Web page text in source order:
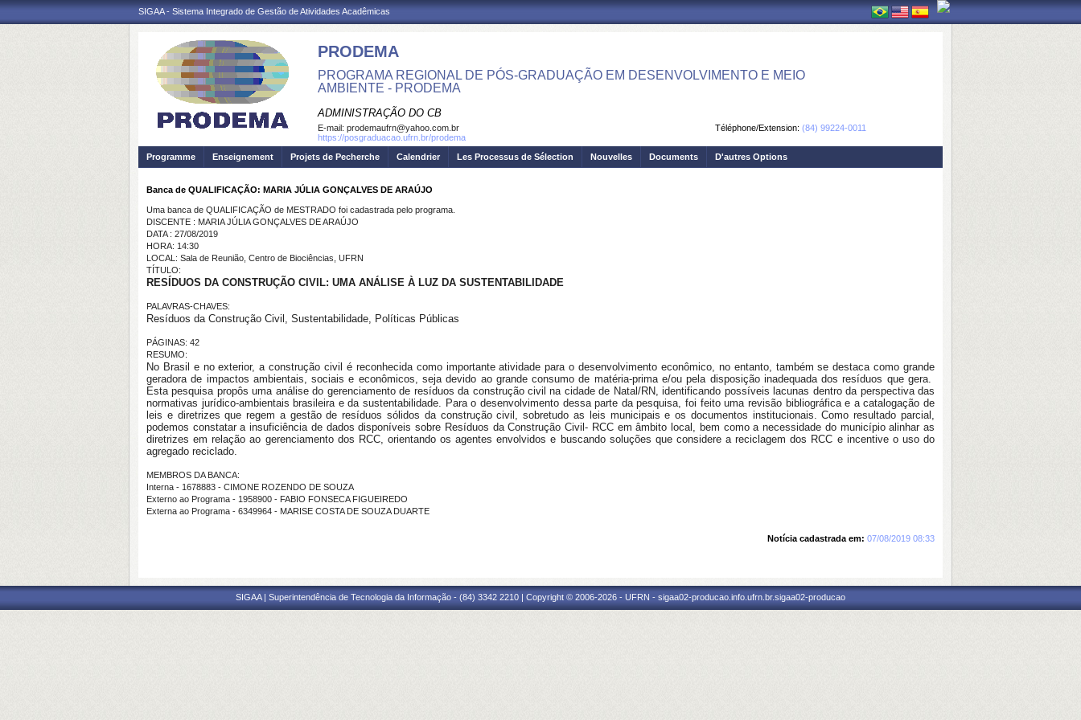
SIGAA - Sistema Integrado de Gestão de Atividades Acadêmicas
PRODEMA
PROGRAMA REGIONAL DE PÓS-GRADUAÇÃO EM DESENVOLVIMENTO E MEIO
AMBIENTE - PRODEMA
ADMINISTRAÇÃO DO CB
Téléphone/Extension: (84) 99224-0011
E-mail: prodemaufrn@yahoo.com.br
https://posgraduacao.ufrn.br/prodema
Programme
Enseignement Projets de Pecherche Calendrier Les Processus de Sélection Nouvelles Documents D'autres Options
Banca de QUALIFICAÇÃO: MARIA JÚLIA GONÇALVES DE ARAÚJO
Uma banca de QUALIFICAÇÃO de MESTRADO foi cadastrada pelo programa.
DISCENTE : MARIA JÚLIA GONÇALVES DE ARAÚJO
DATA : 27/08/2019
HORA: 14:30
LOCAL: Sala de Reunião, Centro de Biociências, UFRN
TÍTULO:
RESÍDUOS DA CONSTRUÇÃO CIVIL: UMA ANÁLISE À LUZ DA SUSTENTABILIDADE
PALAVRAS-CHAVES:
Resíduos da Construção Civil, Sustentabilidade, Políticas Públicas
PÁGINAS: 42
RESUMO:
No Brasil e no exterior, a construção civil é reconhecida como importante atividade para o desenvolvimento econômico, no entanto, também se destaca como grande
geradora de impactos ambientais, sociais e econômicos, seja devido ao grande consumo de matéria-prima e/ou pela disposição inadequada dos resíduos que gera.
Esta pesquisa propôs uma análise do gerenciamento de resíduos da construção civil na cidade de Natal/RN, identificando possíveis lacunas dentro da perspectiva das
normativas jurídico-ambientais brasileira e da sustentabilidade. Para o desenvolvimento dessa parte da pesquisa, foi feito uma revisão bibliográfica e a catalogação de
leis e diretrizes que regem a gestão de resíduos sólidos da construção civil, sobretudo as leis municipais e os documentos institucionais. Como resultado parcial,
podemos constatar a insuficiência de dados disponíveis sobre Resíduos da Construção Civil- RCC em âmbito local, bem como a necessidade do município alinhar as
diretrizes em relação ao gerenciamento dos RCC, orientando os agentes envolvidos e buscando soluções que considere a reciclagem dos RCC e incentive o uso do
agregado reciclado.
MEMBROS DA BANCA:
Interna - 1678883 - CIMONE ROZENDO DE SOUZA
Externo ao Programa - 1958900 - FABIO FONSECA FIGUEIREDO
Externa ao Programa - 6349964 - MARISE COSTA DE SOUZA DUARTE
Notícia cadastrada em: 07/08/2019 08:33
SIGAA | Superintendência de Tecnologia da Informação - (84) 3342 2210 | Copyright © 2006-2026 - UFRN - sigaa02-producao.info.ufrn.br.sigaa02-producao